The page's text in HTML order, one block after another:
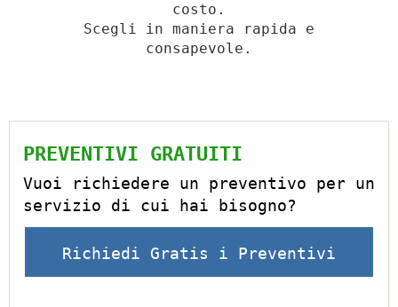
costo.
Scegli in maniera rapida e
consapevole.
PREVENTIVI GRATUITI
Vuoi richiedere un preventivo per un
servizio di cui hai bisogno?
Richiedi Gratis i Preventivi